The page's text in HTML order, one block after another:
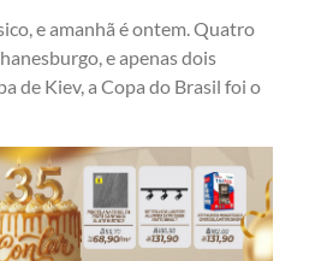
e amanhã é ontem. Quatro
e apenas dois
de Kiev, a Copa do Brasil foi o